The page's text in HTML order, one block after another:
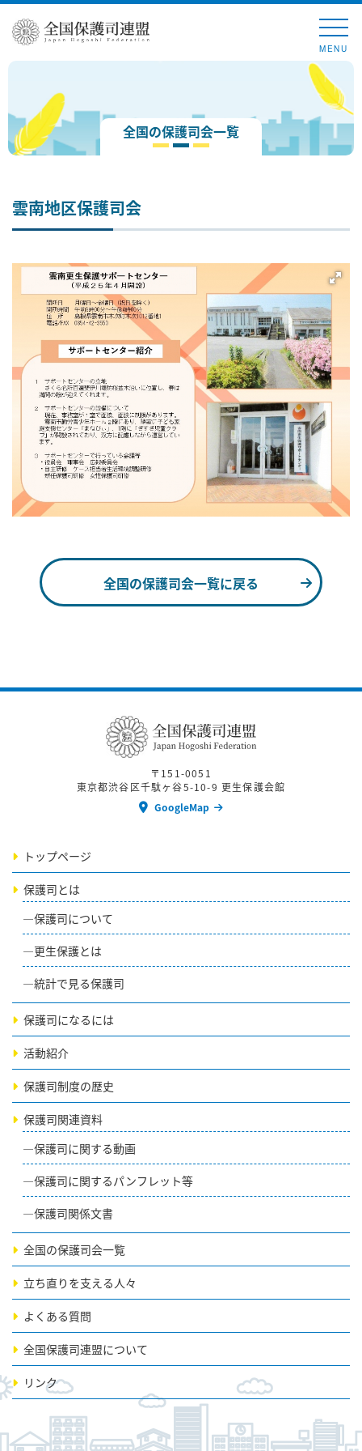
MENU
全国の保護司会一覧
雲南地区保護司会
全国の保護司会一覧に戻る
〒151-0051
東京都渋谷区千駄ヶ谷5-10-9 更生保護会館
GoogleMap
トップページ
保護司とは
保護司について
更生保護とは
統計で見る保護司
保護司になるには
活動紹介
保護司制度の歴史
保護司関連資料
保護司に関する動画
保護司に関するパンフレット等
保護司関係文書
全国の保護司会一覧
立ち直りを支える人々
よくある質問
全国保護司連盟について
リンク